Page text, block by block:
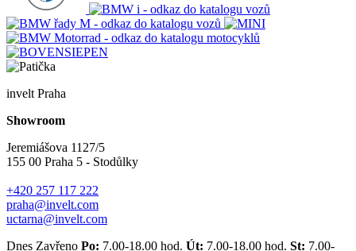
invelt Praha
Showroom
Jeremiášova 1127/5
155 00 Praha 5 - Stodůlky
+420 257 117 222
praha@invelt.com
uctarna@invelt.com
Dnes Zavřeno Po: 7.00-18.00 hod. Út: 7.00-18.00 hod. St: 7.00-